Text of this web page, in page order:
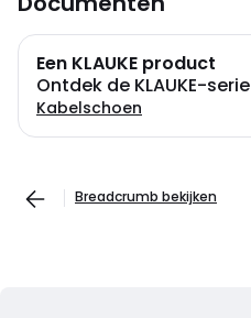
Een KLAUKE product
Ontdek de KLAUKE-serie
Kabelschoen
Breadcrumb bekijken